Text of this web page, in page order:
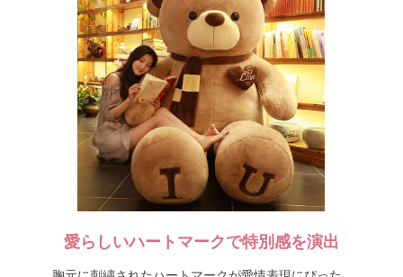
愛らしいハートマークで特別感を演出